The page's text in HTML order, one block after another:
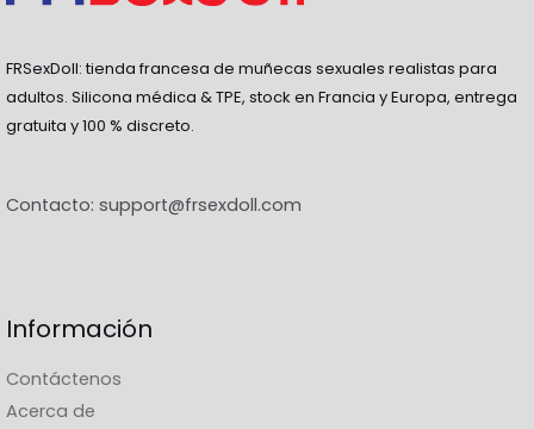
FRSexDoll: tienda francesa de muñecas sexuales realistas para
adultos. Silicona médica & TPE, stock en Francia y Europa, entrega
gratuita y 100 % discreto.
Contacto: support@frsexdoll.com
Información
Contáctenos
Acerca de